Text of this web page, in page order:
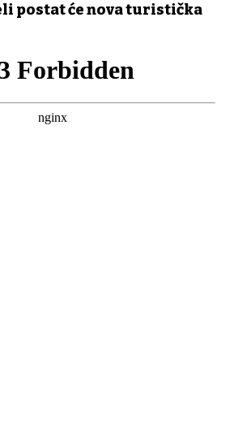
postat će nova turistička